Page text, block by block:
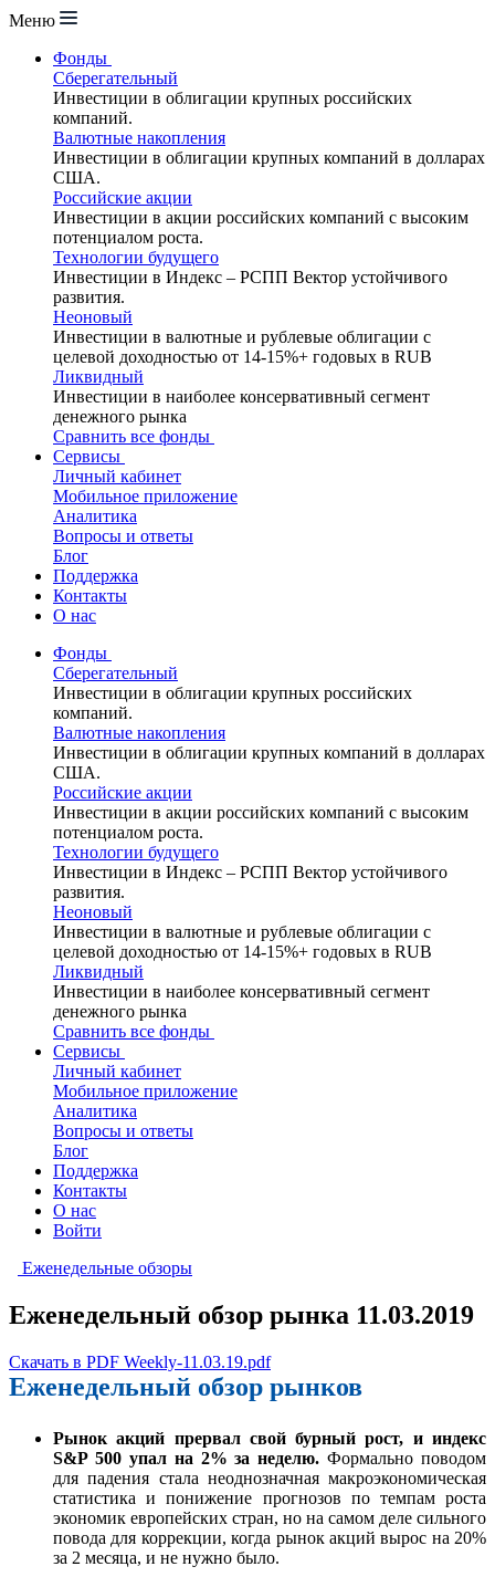
Меню
Фонды
Сберегательный
Инвестиции в облигации крупных российских
компаний.
Валютные накопления
Инвестиции в облигации крупных компаний в долларах
США.
Российские акции
Инвестиции в акции российских компаний с высоким
потенциалом роста.
Технологии будущего
Инвестиции в Индекс – РСПП Вектор устойчивого
развития.
Неоновый
Инвестиции в валютные и рублевые облигации с
целевой доходностью от 14-15%+ годовых в RUB
Ликвидный
Инвестиции в наиболее консервативный сегмент
денежного рынка
Сравнить все фонды
Сервисы
Личный кабинет
Мобильное приложение
Аналитика
Вопросы и ответы
Блог
Поддержка
Контакты
О нас
Фонды
Сберегательный
Инвестиции в облигации крупных российских
компаний.
Валютные накопления
Инвестиции в облигации крупных компаний в долларах
США.
Российские акции
Инвестиции в акции российских компаний с высоким
потенциалом роста.
Технологии будущего
Инвестиции в Индекс – РСПП Вектор устойчивого
развития.
Неоновый
Инвестиции в валютные и рублевые облигации с
целевой доходностью от 14-15%+ годовых в RUB
Ликвидный
Инвестиции в наиболее консервативный сегмент
денежного рынка
Сравнить все фонды
Сервисы
Личный кабинет
Мобильное приложение
Аналитика
Вопросы и ответы
Блог
Поддержка
Контакты
О нас
Войти
Еженедельные обзоры
Еженедельный обзор рынка 11.03.2019
Скачать в PDF Weekly-11.03.19.pdf
Еженедельный обзор рынков
Рынок акций прервал свой бурный рост, и индекс
S&P 500 упал на 2% за неделю.Формально поводом
для падения стала неоднозначная макроэкономическая
статистика и понижение прогнозов по темпам роста
экономик европейских стран, но на самом деле сильного
повода для коррекции, когда рынок акций вырос на 20%
за 2 месяца, и не нужно было.